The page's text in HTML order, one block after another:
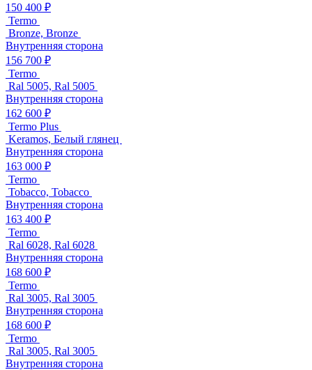
150 400 ₽
Termo
Bronze, Bronze
Внутренняя сторона
156 700 ₽
Termo
Ral 5005, Ral 5005
Внутренняя сторона
162 600 ₽
Termo Plus
Keramos, Белый глянец
Внутренняя сторона
163 000 ₽
Termo
Tobacco, Tobacco
Внутренняя сторона
163 400 ₽
Termo
Ral 6028, Ral 6028
Внутренняя сторона
168 600 ₽
Termo
Ral 3005, Ral 3005
Внутренняя сторона
168 600 ₽
Termo
Ral 3005, Ral 3005
Внутренняя сторона